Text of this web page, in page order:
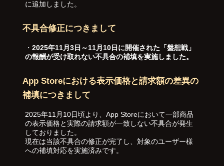
に追加しました。
不具合修正につきまして
・ 2025年11月3日～11月10日に開催された「盤想戦」
の報酬が受け取れない不具合の補填を実施しました。
App Storeにおける表示価格と請求額の差異の
補填につきまして
2025年11月10日頃より、App Storeにおいて一部商品
の表示価格と実際の請求額が一致しない不具合が発生
しておりました。
現在は当該不具合の修正が完了し、対象のユーザー様
への補填対応を実施済みです。